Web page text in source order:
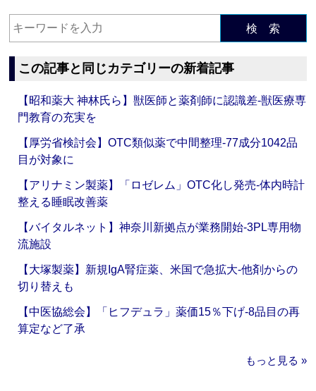
検 索
この記事と同じカテゴリーの新着記事
【昭和薬大 神林氏ら】獣医師と薬剤師に認識差‐獣医療専
門教育の充実を
【厚労省検討会】OTC類似薬で中間整理‐77成分1042品
目が対象に
【アリナミン製薬】「ロゼレム」OTC化し発売‐体内時計
整える睡眠改善薬
【バイタルネット】神奈川新拠点が業務開始‐3PL専用物
流施設
【大塚製薬】新規IgA腎症薬、米国で急拡大‐他剤からの
切り替えも
【中医協総会】「ヒフデュラ」薬価15％下げ‐8品目の再
算定など了承
もっと見る »